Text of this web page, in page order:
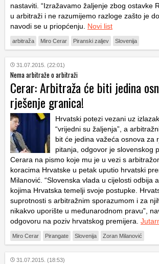
nastaviti. “Izražavamo žaljenje zbog ostavke
u arbitraži i ne razumijemo razloge zašto je do
navodi se u priopćenju. Novi list
arbitraža Miro Cerar Piranski zaljev Slovenija
31.07.2015. (22:01)
Nema arbitraže o arbitraži
Cerar: Arbitraža će biti jedina
rješenje granica!
Hrvatski potezi vezani uz
“vrijedni su žaljenja”, a
bit će jedina važeća osnova za
pitanja, odgovor je slovenskog
Cerara na pismo koje mu je u vezi s
koracima Hrvatske u petak uputio hrvatski
Milanović. “Slovenska vlada u cijelosti odbija
kojima Hrvatska temelji svoje postupke.
suprotnosti s arbitražnim sporazumom i za
nikakvo uporište u međunarodnom pravu”,
odgovoru na poziv hrvatskog premijera.
Miro Cerar Pirangate Slovenija Zoran Milanović
31.07.2015. (18:53)